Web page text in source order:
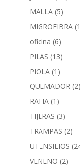
MALLA (5)
MIGROFIBRA
oficina (6)
PILAS (13)
PIOLA (1)
QUEMADOR (2)
RAFIA (1)
TIJERAS (3)
TRAMPAS (2)
UTENSILIOS
VENENO (2)